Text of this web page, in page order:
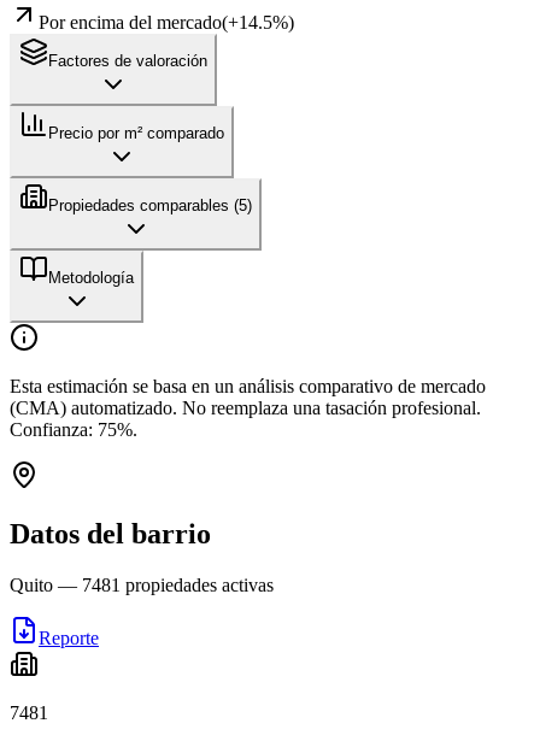
Por encima del mercado(+14.5%)
Factores de valoración
Precio por m² comparado
Propiedades comparables (5)
Metodología
Esta estimación se basa en un análisis comparativo de mercado
(CMA) automatizado. No reemplaza una tasación profesional.
Confianza: 75%.
Datos del barrio
Quito — 7481 propiedades activas
Reporte
7481